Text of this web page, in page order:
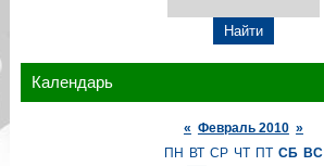
Календарь
« Февраль 2010 »
ПН ВТ СР ЧТ ПТ СБ ВС